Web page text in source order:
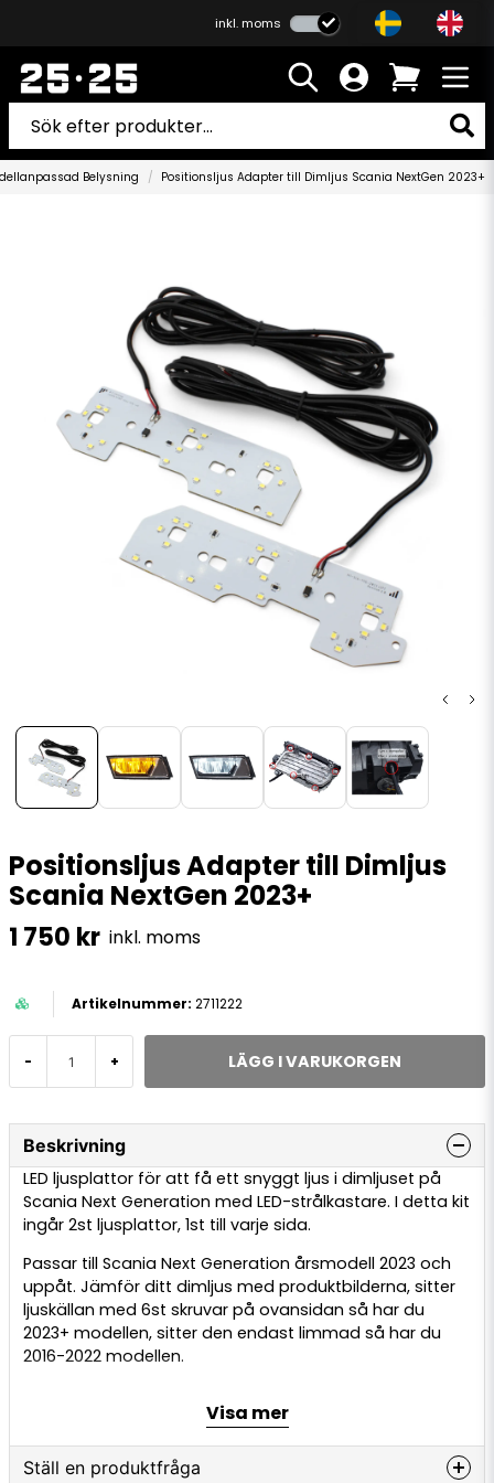
inkl. moms
Belysning Positionsljus Adapter till Dimljus Scania NextGen 2023+
Positionsljus Adapter till Dimljus
Scania NextGen 2023+
1 750 kr inkl. moms
2711222
- + LÄGG I VARUKORGEN
Beskrivning
LED ljusplattor för att få ett snyggt ljus i dimljuset på
Scania Next Generation med LED-strålkastare. I detta kit
ingår 2st ljusplattor, 1st till varje sida.
Passar till Scania Next Generation årsmodell 2023 och
uppåt. Jämför ditt dimljus med produktbilderna, sitter
ljuskällan med 6st skruvar på ovansidan så har du
2023+ modellen, sitter den endast limmad så har du
2016-2022 modellen.
samt så behåller du "vanlig" dimljus-funktion.
Finns i 4 olika färger samt 3 olika varianter, enfärgad,
Visa mer
Ställ en produktfråga